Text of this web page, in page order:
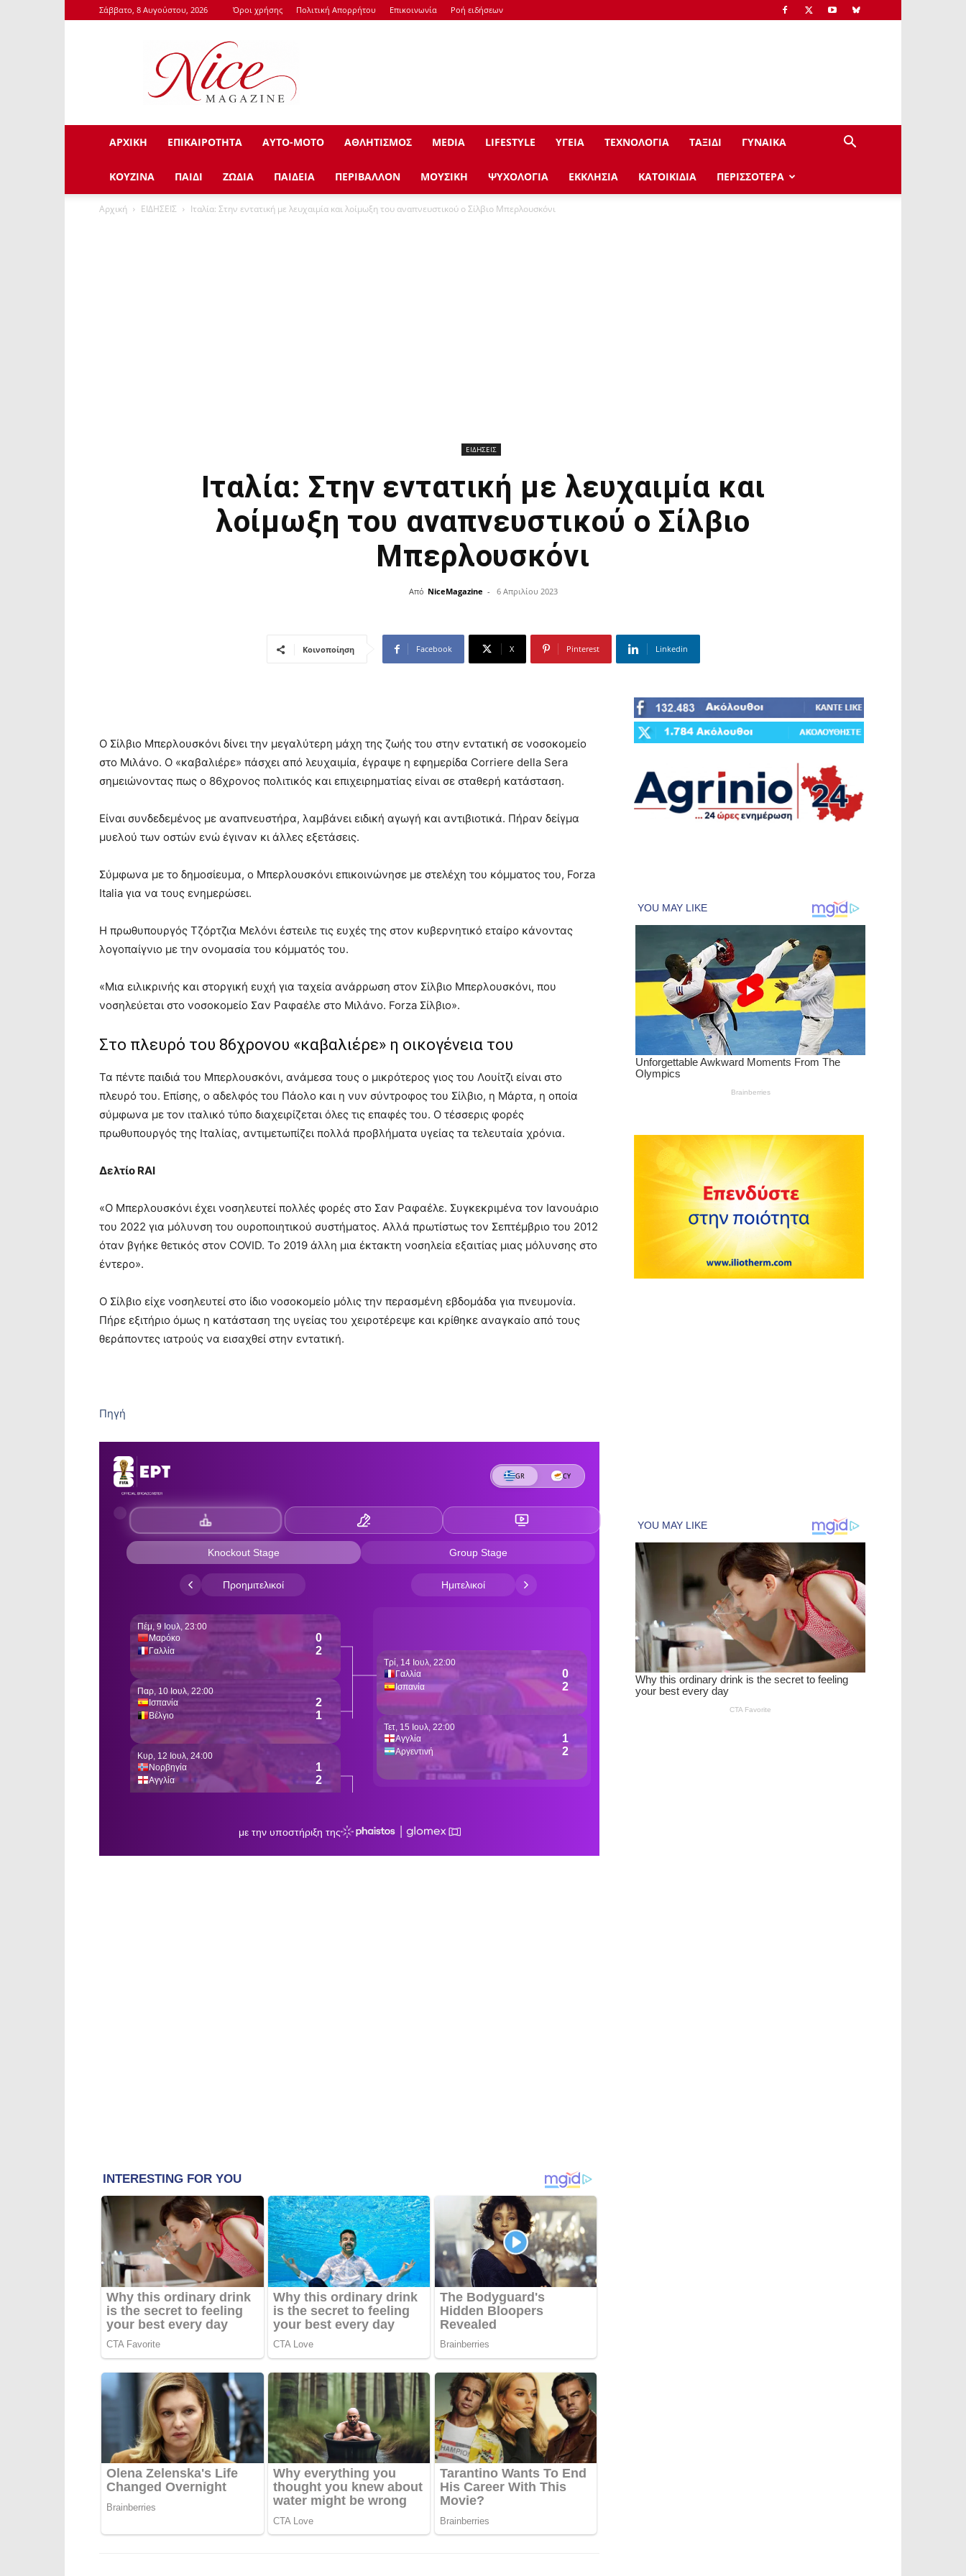
Σάββατο, 8 Αυγούστου, 2026 Όροι χρήσης Πολιτική Απορρήτου Επικοινωνία Ροή ειδήσεων
NiceMagazine.Gr
ΑΡΧΙΚΗ ΕΠΙΚΑΙΡΟΤΗΤΑ ΑΥΤΟ-ΜΟΤΟ ΑΘΛΗΤΙΣΜΟΣ ΜEDIA LIFESTYLE ΥΓΕΙΑ ΤΕΧΝΟΛΟΓΙΑ ΤΑΞΙΔΙ ΓΥΝΑΙΚΑ
ΚΟΥΖΙΝΑ ΠΑΙΔΙ ΖΩΔΙΑ ΠΑΙΔΕΙΑ ΠΕΡΙΒΑΛΛΟΝ ΜΟΥΣΙΚΗ ΨΥΧΟΛΟΓΙΑ ΕΚΚΛΗΣΙΑ ΚΑΤΟΙΚΙΔΙΑ ΠΕΡΙΣΣΟΤΕΡΑ
Αρχική ΕΙΔΗΣΕΙΣ Ιταλία: Στην εντατική με λευχαιμία και λοίμωξη του αναπνευστικού ο Σίλβιο Μπερλουσκόνι
ΕΙΔΗΣΕΙΣ
Ιταλία: Στην εντατική με λευχαιμία και
λοίμωξη του αναπνευστικού ο Σίλβιο
Μπερλουσκόνι
Από NiceMagazine - 6 Απριλίου 2023
Κοινοποίηση Facebook X Pinterest Linkedin
Ο Σίλβιο Μπερλουσκόνι δίνει την μεγαλύτερη μάχη της ζωής του στην εντατική σε νοσοκομείο
στο Μιλάνο. Ο «καβαλιέρε» πάσχει από λευχαιμία, έγραψε η εφημερίδα Corriere della Sera
σημειώνοντας πως ο 86χρονος πολιτικός και επιχειρηματίας είναι σε σταθερή κατάσταση.
Είναι συνδεδεμένος με αναπνευστήρα, λαμβάνει ειδική αγωγή και αντιβιοτικά. Πήραν δείγμα
μυελού των οστών ενώ έγιναν κι άλλες εξετάσεις.
Σύμφωνα με το δημοσίευμα, ο Μπερλουσκόνι επικοινώνησε με στελέχη του κόμματος του, Forza
Italia για να τους ενημερώσει.
Η πρωθυπουργός Τζόρτζια Μελόνι έστειλε τις ευχές της στον κυβερνητικό εταίρο κάνοντας
λογοπαίγνιο με την ονομασία του κόμματός του.
«Μια ειλικρινής και στοργική ευχή για ταχεία ανάρρωση στον Σίλβιο Μπερλουσκόνι, που
νοσηλεύεται στο νοσοκομείο Σαν Ραφαέλε στο Μιλάνο. Forza Σίλβιο».
Στο πλευρό του 86χρονου «καβαλιέρε» η οικογένεια του
Τα πέντε παιδιά του Μπερλουσκόνι, ανάμεσα τους ο μικρότερος γιος του Λουίτζι είναι στο
πλευρό του. Επίσης, ο αδελφός του Πάολο και η νυν σύντροφος του Σίλβιο, η Μάρτα, η οποία
σύμφωνα με τον ιταλικό τύπο διαχειρίζεται όλες τις επαφές του. Ο τέσσερις φορές
πρωθυπουργός της Ιταλίας, αντιμετωπίζει πολλά προβλήματα υγείας τα τελευταία χρόνια.
Δελτίο RAI
«Ο Μπερλουσκόνι έχει νοσηλευτεί πολλές φορές στο Σαν Ραφαέλε. Συγκεκριμένα τον Ιανουάριο
του 2022 για μόλυνση του ουροποιητικού συστήματος. Αλλά πρωτίστως τον Σεπτέμβριο του 2012
όταν βγήκε θετικός στον COVID. Το 2019 άλλη μια έκτακτη νοσηλεία εξαιτίας μιας μόλυνσης στο
έντερο».
Ο Σίλβιο είχε νοσηλευτεί στο ίδιο νοσοκομείο μόλις την περασμένη εβδομάδα για πνευμονία.
Πήρε εξιτήριο όμως η κατάσταση της υγείας του χειροτέρεψε και κρίθηκε αναγκαίο από τους
θεράποντες ιατρούς να εισαχθεί στην εντατική.
Πηγή